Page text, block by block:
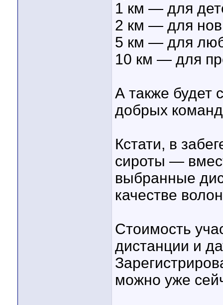
1 км — для
2 км — для
5 км — для
10 км — для
А также будет
добрых команд
Кстати, в
сироты —
выбранные
качестве
Стоимость
дистанции и
можно уже